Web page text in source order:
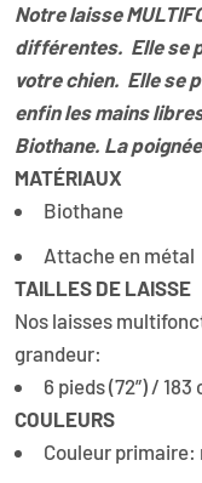
Notre laisse
différentes. Elle se
votre chien. Elle se
enfin les mains
Biothane. La
MATÉRIAUX
Biothane
Attache en métal
TAILLES DE LAISSE
Nos laisses
grandeur:
6 pieds (72”) / 183
COULEURS
Couleur primaire: